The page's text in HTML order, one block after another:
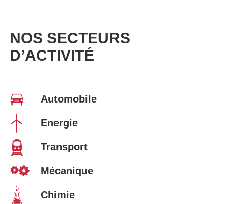
NOS SECTEURS
D’ACTIVITÉ
Automobile
Energie
Transport
Mécanique
Chimie